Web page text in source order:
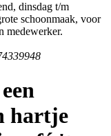
dinsdag t/m
schoonmaak, voor
medewerker.
hartje